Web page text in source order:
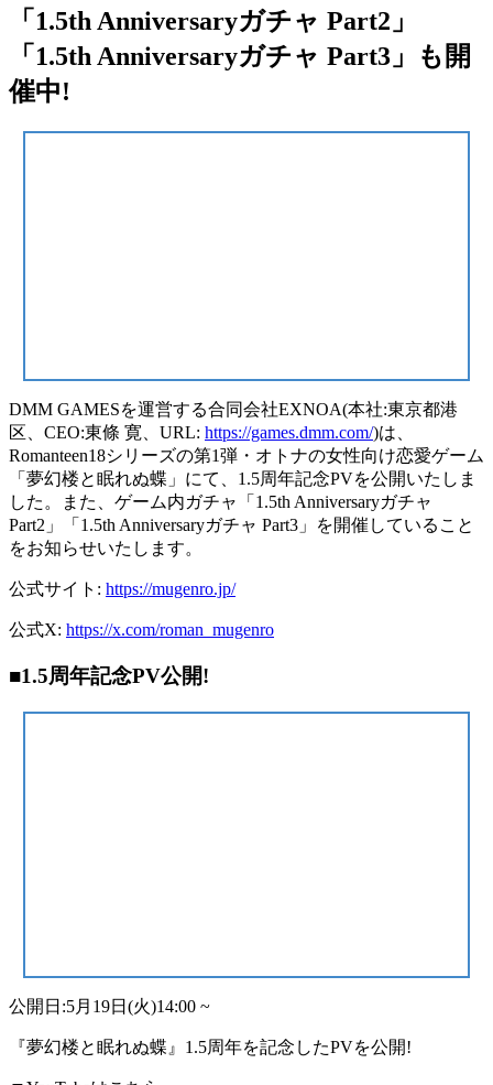
「1.5th Anniversaryガチャ Part2」
「1.5th Anniversaryガチャ Part3」も開
催中!
DMM GAMESを運営する合同会社EXNOA(本社:東京都港
区、CEO:東條 寛、URL: https://games.dmm.com/)は、
Romanteen18シリーズの第1弾・オトナの女性向け恋愛ゲーム
「夢幻楼と眠れぬ蝶」にて、1.5周年記念PVを公開いたしま
した。また、ゲーム内ガチャ「1.5th Anniversaryガチャ
Part2」「1.5th Anniversaryガチャ Part3」を開催していること
をお知らせいたします。
公式サイト: https://mugenro.jp/
公式X: https://x.com/roman_mugenro
■1.5周年記念PV公開!
公開日:5月19日(火)14:00 ~
『夢幻楼と眠れぬ蝶』1.5周年を記念したPVを公開!